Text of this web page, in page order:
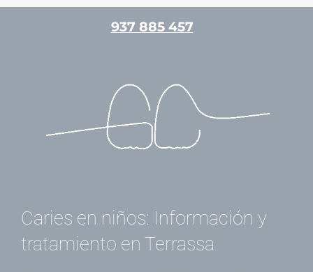
937 885 457
Odontopediatría / PorMariona Gamell
Caries en niños: Información y
tratamiento en Terrassa